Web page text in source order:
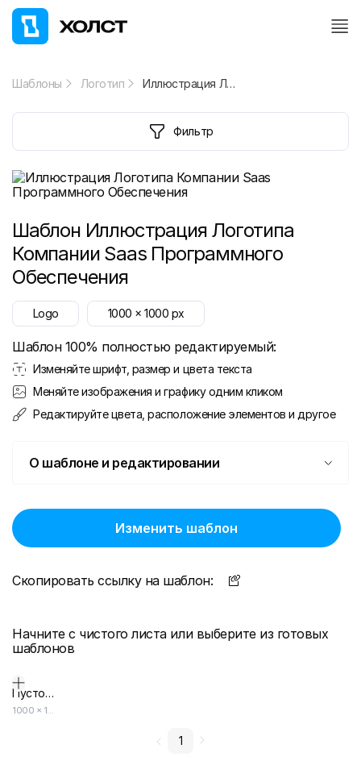
Шаблоны Логотип Иллюстрация Логотипа Компании Saas Программного Обеспечения
Фильтр
Шаблон Иллюстрация Логотипа
Компании Saas Программного
Обеспечения
Logo 1000 x1000 px
Шаблон 100% полностью редактируемый:
Изменяйте шрифт, размер и цвета текста
Меняйте изображения и графику одним кликом
Редактируйте цвета, расположение элементов и другое
О шаблоне и редактировании
Изменить шаблон
Скопировать ссылку на шаблон:
Начните с чистого листа или выберите из готовых
шаблонов
Пустой дизайн-макет
1000 × 1000
1